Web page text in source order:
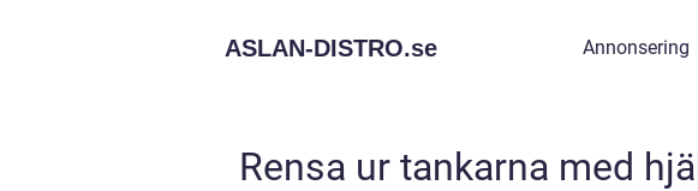
ASLAN-DISTRO.se Annonsering
Rensa ur tankarna med